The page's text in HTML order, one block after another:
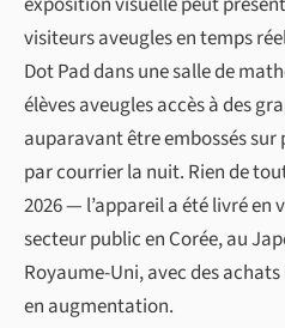
visiteurs aveugles en temps
Dot Pad dans une salle de
élèves aveugles accès à des
auparavant être embossés
par courrier la nuit. Rien de
2026 — l’appareil a été livré en
secteur public en Corée, au
Royaume-Uni, avec des
en augmentation.